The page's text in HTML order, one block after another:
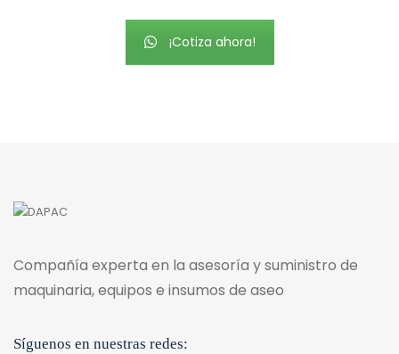
¡Cotiza ahora!
Compañía experta en la asesoría y suministro de
maquinaria, equipos e insumos de aseo
Síguenos en nuestras redes: